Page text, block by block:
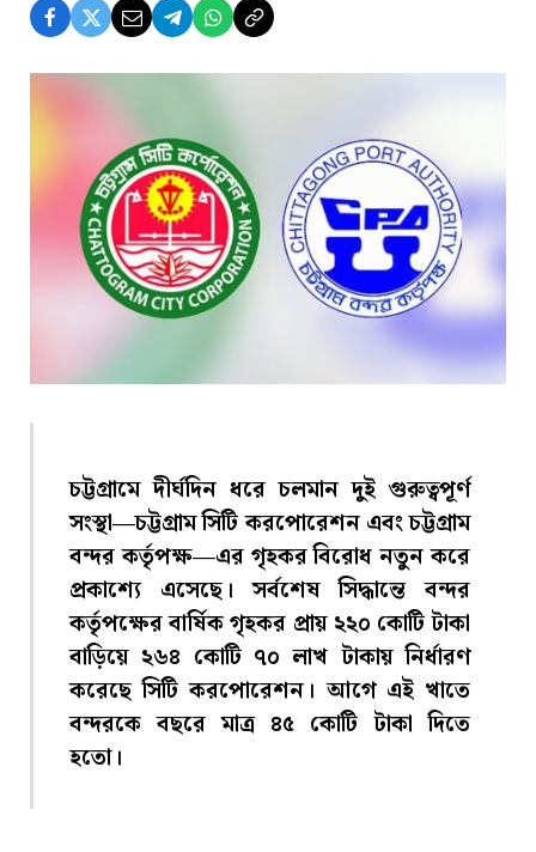
চট্টগ্রামে দীর্ঘদিন ধরে চলমান দুই গুরুত্বপূর্ণ
সংস্থা—চট্টগ্রাম সিটি করপোরেশন এবং চট্টগ্রাম
বন্দর কর্তৃপক্ষ—এর গৃহকর বিরোধ নতুন করে
প্রকাশ্যে এসেছে। সর্বশেষ সিদ্ধান্তে বন্দর
কর্তৃপক্ষের বার্ষিক গৃহকর প্রায় ২২০ কোটি টাকা
বাড়িয়ে ২৬৪ কোটি ৭০ লাখ টাকায় নির্ধারণ
করেছে সিটি করপোরেশন। আগে এই খাতে
বন্দরকে বছরে মাত্র ৪৫ কোটি টাকা দিতে
হতো।